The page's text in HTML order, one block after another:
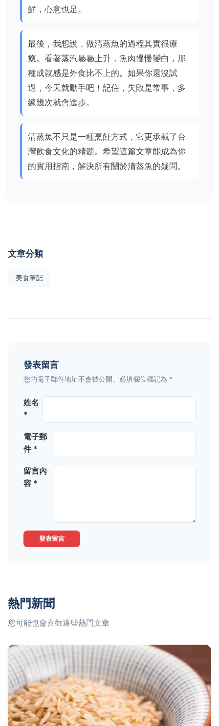
鮮，心意也足。
最後，我想說，做清蒸魚的過程其實很療
癒。看著蒸汽裊裊上升，魚肉慢慢變白，那
種成就感是外食比不上的。如果你還沒試
過，今天就動手吧！記住，失敗是常事，多
練幾次就會進步。
清蒸魚不只是一種烹飪方式，它更承載了台
灣飲食文化的精髓。希望這篇文章能成為你
的實用指南，解決所有關於清蒸魚的疑問。
文章分類
美食筆記
發表留言
您的電子郵件地址不會被公開。必填欄位標記為 *
姓名
*
電子郵
件 *
留言內
容 *
發表留言
熱門新聞
您可能也會喜歡這些熱門文章